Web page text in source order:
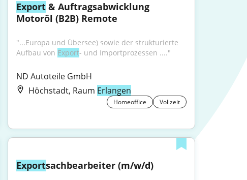
Export & Auftragsabwicklung
Motoröl (B2B) Remote
"...Europa und Übersee) sowie der strukturierte
Aufbau von Export- und Importprozessen ...."
ND Autoteile GmbH
Höchstadt, Raum Erlangen
Homeoffice Vollzeit
Exportsachbearbeiter (m/w/d)